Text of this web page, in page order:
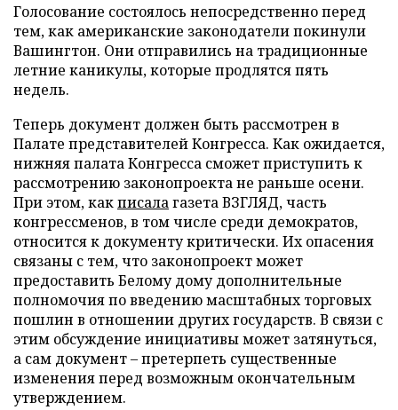
Голосование состоялось непосредственно перед
тем, как американские законодатели покинули
Вашингтон. Они отправились на традиционные
летние каникулы, которые продлятся пять
недель.
Теперь документ должен быть рассмотрен в
Палате представителей Конгресса. Как ожидается,
нижняя палата Конгресса сможет приступить к
рассмотрению законопроекта не раньше осени.
При этом, какписалагазета ВЗГЛЯД, часть
конгрессменов, в том числе среди демократов,
относится к документу критически. Их опасения
связаны с тем, что законопроект может
предоставить Белому дому дополнительные
полномочия по введению масштабных торговых
пошлин в отношении других государств. В связи с
этим обсуждение инициативы может затянуться,
а сам документ – претерпеть существенные
изменения перед возможным окончательным
утверждением.